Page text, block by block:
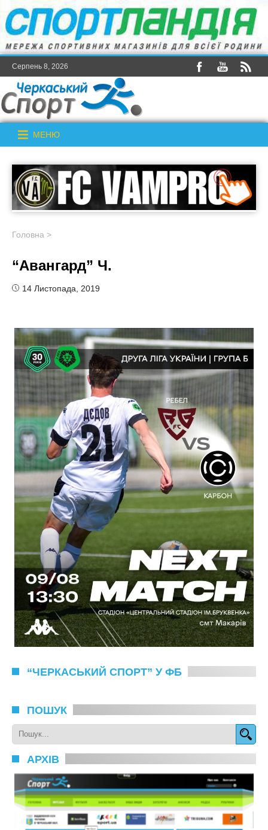
Серпень 8, 2026
МЕНЮ
Головна >
“Авангард” Ч.
14 Листопада, 2019
“ЧЕРКАСЬКИЙ СПОРТ” У ФБ
ПОШУК
АРХІВ